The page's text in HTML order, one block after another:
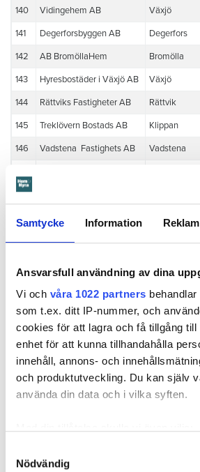
Samtycke Information
Ansvarsfull användning av dina
Vi och våra 1022 partners
som t.ex. ditt IP-nummer, och
cookies för att lagra och få tillgång till
enhet för att kunna tillhandahålla
innehåll, annons- och
och produktutveckling. Du kan själv
använda din data och i vilka syften.
som kan ha en noggrannhet på
Nödvändig
140 Vidingehem AB Växjö
141 Degerforsbyggen AB Degerfors
142 AB BromöllaHem Bromölla
143 Hyresbostäder i Växjö AB Växjö
144 Rättviks Fastigheter AB Rättvik
145 Treklövern Bostads AB Klippan
146 Vadstena Fastighets AB Vadstena
148
149 AB Hässleholmsbyggen Hässleholm
150
Trosabygdens Bostäder
Trosa
Älvsbyns Fastigheter AB
153 Bostads AB Klockaren Östra Göinge
154 Arbogabostäder AB Arboga
155 Krokomsbostäder AB Krokom
156 Mörbylånga Bostads AB Mörbylånga
159 AB Karlskronahem